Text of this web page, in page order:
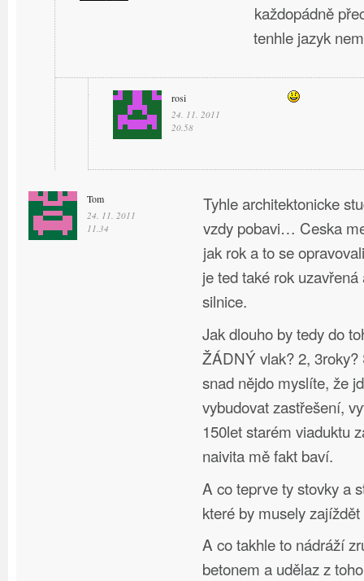
každopádně
tenhle jazyk
rosi
24. 11. 2011
20.58
Tom
24. 11. 2011
11.34
Tyhle architektonicke
vzdy pobavi… Ceska
jak rok a to se
je ted také rok
silnice.
Jak dlouho by tedy do
ŽÁDNÝ vlak? 2,
snad nějdo myslíte, že
vybudovat zastřešení,
150let starém viaduktu
naivita mě fakt baví.
A co teprve ty stovky a
které by musely
A co takhle to nádráží
betonem a udělaz z